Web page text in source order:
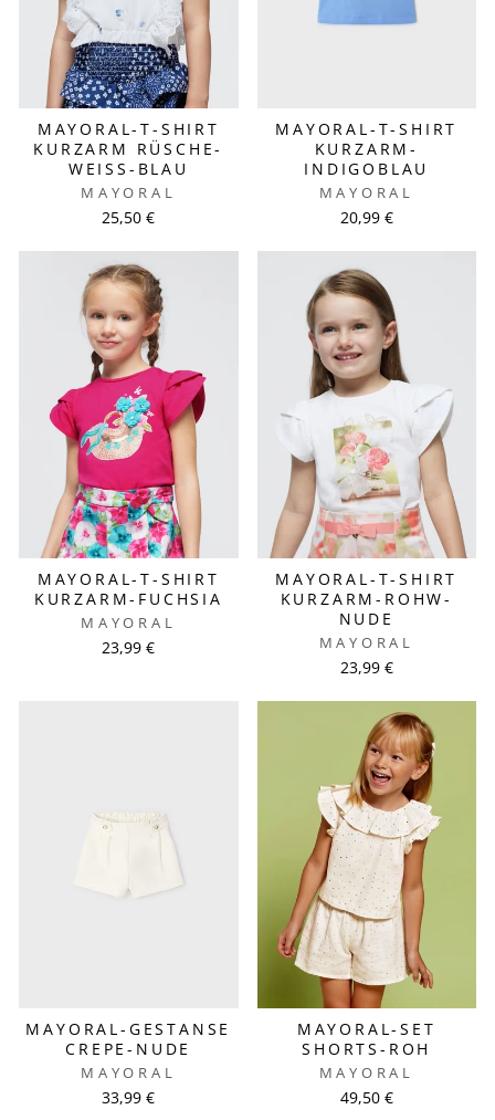
MAYORAL-T-SHIRT
KURZARM RÜSCHE-
WEISS-BLAU
MAYORAL
25,50 €
MAYORAL-T-SHIRT
KURZARM-
INDIGOBLAU
MAYORAL
20,99 €
MAYORAL-T-SHIRT
KURZARM-FUCHSIA
MAYORAL
23,99 €
MAYORAL-T-SHIRT
KURZARM-ROHW-
NUDE
MAYORAL
23,99 €
MAYORAL-GESTANSE
CREPE-NUDE
MAYORAL
33,99 €
MAYORAL-SET
SHORTS-ROH
MAYORAL
49,50 €